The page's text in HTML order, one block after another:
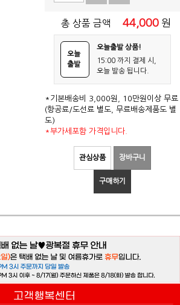
총 상품 금액 44,000 원
오늘
출발
오늘출발 상품!
15:00 까지 결제 시,
오늘 발송 됩니다.
*기본배송비 3,000원, 10만원이상 무료
(항공료/도선료 별도, 무료배송제품도 별
도)
*부가세포함 가격입니다.
관심상품 장바구니
구매하기